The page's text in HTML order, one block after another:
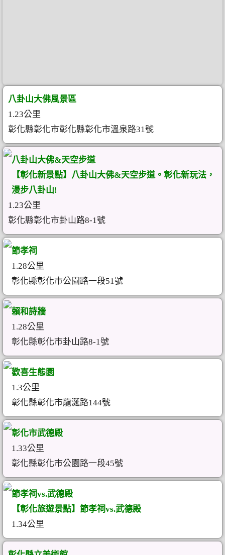
八卦山大佛風景區
1.23公里
彰化縣彰化市彰化縣彰化市溫泉路31號
八卦山大佛&天空步道
【彰化新景點】八卦山大佛&天空步道。彰化新玩法，
漫步八卦山!
1.23公里
彰化縣彰化市卦山路8-1號
節孝祠
1.28公里
彰化縣彰化市公園路一段51號
賴和詩牆
1.28公里
彰化縣彰化市卦山路8-1號
歡喜生態園
1.3公里
彰化縣彰化市龍涎路144號
彰化市武德殿
1.33公里
彰化縣彰化市公園路一段45號
節孝祠vs.武德殿
【彰化旅遊景點】節孝祠vs.武德殿
1.34公里